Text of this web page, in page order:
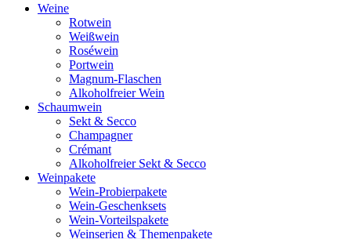
Weine
Rotwein
Weißwein
Roséwein
Portwein
Magnum-Flaschen
Alkoholfreier Wein
Schaumwein
Sekt & Secco
Champagner
Crémant
Alkoholfreier Sekt & Secco
Weinpakete
Wein-Probierpakete
Wein-Geschenksets
Wein-Vorteilspakete
Weinserien & Themenpakete